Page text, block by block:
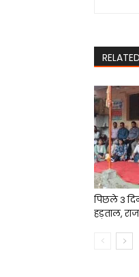
पिछले 3
हड़ताल,